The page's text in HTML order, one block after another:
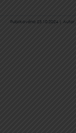
Publikováno 23.10.2024 Autor: